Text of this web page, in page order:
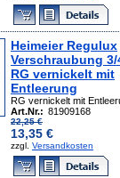
Heimeier Regulux
Verschraubung 3/
RG vernickelt mit
Entleerung
RG vernickelt mit
Art.Nr.: 81909168
22,25 €
13,35 €
zzgl. Versandkosten